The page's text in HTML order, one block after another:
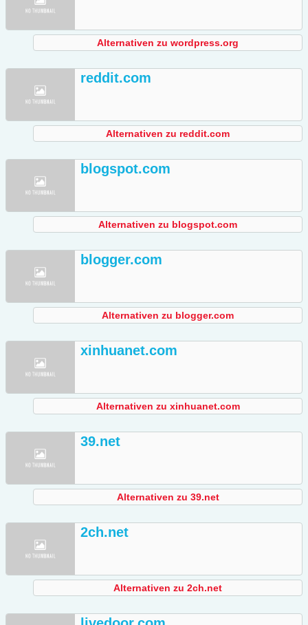
Alternativen zu wordpress.org
reddit.com
Alternativen zu reddit.com
blogspot.com
Alternativen zu blogspot.com
blogger.com
Alternativen zu blogger.com
xinhuanet.com
Alternativen zu xinhuanet.com
39.net
Alternativen zu 39.net
2ch.net
Alternativen zu 2ch.net